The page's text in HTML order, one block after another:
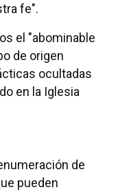
fe".
el "abominable
de origen
ocultadas
en la Iglesia
de
pueden